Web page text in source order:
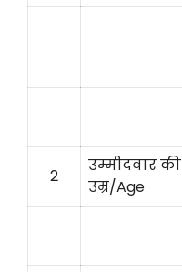
2
उम्मीदवार की
उम्र/Age